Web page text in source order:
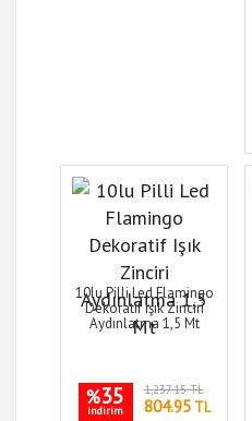
10lu Pilli Led Flamingo
Dekoratif Işık Zinciri
Aydınlatma 1,5 Mt
%35
indirim
1,237.15 TL
804.95TL